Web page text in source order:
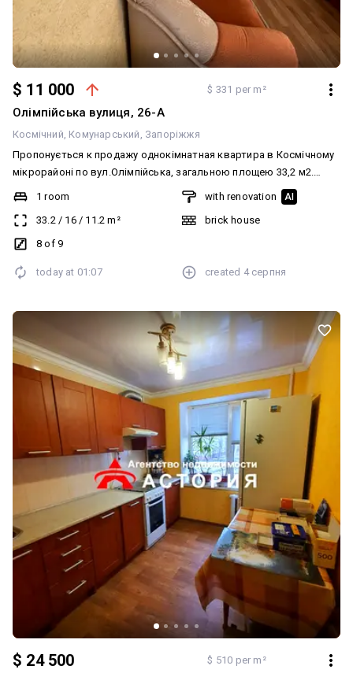
$ 11 000 $ 331 per m²
Олімпійська вулиця, 26-А
Космічний Комунарський Запоріжжя
Пропонується к продажу однокімнатная квартира в Космічному
мікрорайоні по вул.Олімпійська, загальною площею 33,2 м2.
Восьмий поверх 9-поверхового цегляного будинка квартирного
типу (гуртожиток). Без балкона. Квартира в доброму стані, з
хорошим ремонтом, чиста , охайна, є всі необхідні меблі та
техніка. Велика кухня 11 кв.м. кімната 16 кв.м. Інфрастуктура: все
майданчики,зупинки громадського транспорту. Вартість11000
1 room
33.2/ 16/ 11.2 m²
8 of 9
with renovation AI
brick house
today at 01:07 created 4 серпня
$ 24 500 $ 510 per m²